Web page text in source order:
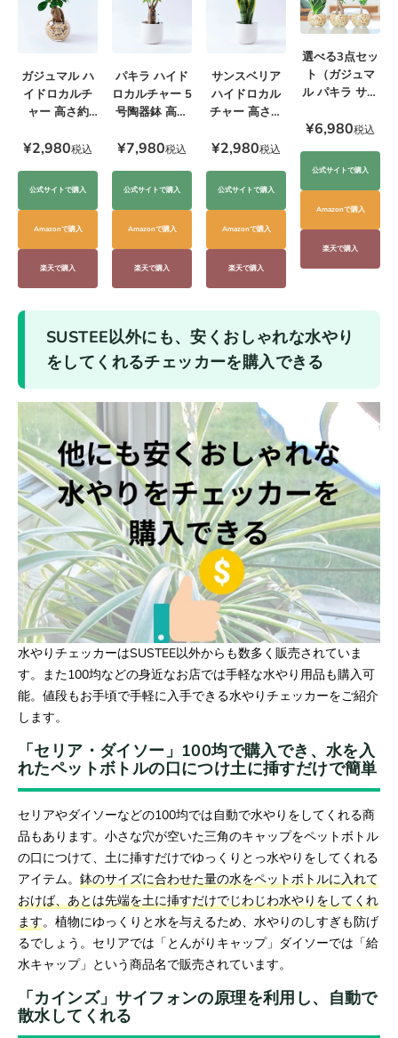
ガジュマル ハ
イドロカルチ
ャー 高さ約
¥2,980税込
公式サイトで購入
Amazonで購入
楽天で購入
パキラ ハイド
ロカルチャー 5
号陶器鉢 高さ
¥7,980税込
公式サイトで購入
Amazonで購入
楽天で購入
サンスベリア
ハイドロカル
チャー 高さ約
¥2,980税込
公式サイトで購入
Amazonで購入
楽天で購入
選べる3点セッ
ト（ガジュマ
ル パキラ サン
¥6,980税込
公式サイトで購入
Amazonで購入
楽天で購入
SUSTEE以外にも、安くおしゃれな水やり
をしてくれるチェッカーを購入できる
水やりチェッカーはSUSTEE以外からも数多く販売されていま
す。また100均などの身近なお店では手軽な水やり用品も購入可
能。値段もお手頃で手軽に入手できる水やりチェッカーをご紹介
します。
「セリア・ダイソー」100均で購入でき、水を入
れたペットボトルの口につけ土に挿すだけで簡単
セリアやダイソーなどの100均では自動で水やりをしてくれる商
品もあります。小さな穴が空いた三角のキャップをペットボトル
の口につけて、土に挿すだけでゆっくりとっ水やりをしてくれる
アイテム。 鉢のサイズに合わせた量の水をペットボトルに入れて
おけば、あとは先端を土に挿すだけでじわじわ水やりをしてくれ
ます。植物にゆっくりと水を与えるため、水やりのしすぎも防げ
るでしょう。セリアでは「とんがりキャップ」ダイソーでは「給
水キャップ」という商品名で販売されています。
「カインズ」サイフォンの原理を利用し、自動で
散水してくれる